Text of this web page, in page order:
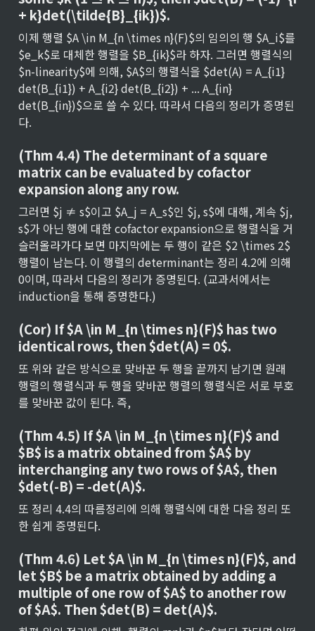
+ k}det(\tilde{B}_{ik})$.
이제 행렬 $A \in M_{n \times n}(F)$의 임의의 행 $A_i$를
$e_k$로 대체한 행렬을 $B_{ik}$라 하자. 그러면 행렬식의
$n-linearity$에 의해, $A$의 행렬식을 $det(A) = A_{i1}
det(B_{i1}) + A_{i2} det(B_{i2}) + ... A_{in}
det(B_{in})$으로 쓸 수 있다. 따라서 다음의 정리가 증명된
다.
(Thm 4.4) The determinant of a square
matrix can be evaluated by cofactor
expansion along any row.
그러면 $j ≠ s$이고 $A_j = A_s$인 $j, s$에 대해, 계속 $j,
s$가 아닌 행에 대한 cofactor expansion으로 행렬식을 거
슬러올라가다 보면 마지막에는 두 행이 같은 $2 \times 2$
행렬이 남는다. 이 행렬의 determinant는 정리 4.2에 의해
0이며, 따라서 다음의 정리가 증명된다. (교과서에서는
induction을 통해 증명한다.)
(Cor) If $A \in M_{n \times n}(F)$ has two
identical rows, then $det(A) = 0$.
또 위와 같은 방식으로 맞바꾼 두 행을 끝까지 남기면 원래
행렬의 행렬식과 두 행을 맞바꾼 행렬의 행렬식은 서로 부호
를 맞바꾼 값이 된다. 즉,
(Thm 4.5) If $A \in M_{n \times n}(F)$ and
$B$ is a matrix obtained from $A$ by
interchanging any two rows of $A$, then
$det(-B) = -det(A)$.
또 정리 4.4의 따름정리에 의해 행렬식에 대한 다음 정리 또
한 쉽게 증명된다.
(Thm 4.6) Let $A \in M_{n \times n}(F)$, and
let $B$ be a matrix obtained by adding a
multiple of one row of $A$ to another row
of $A$. Then $det(B) = det(A)$.